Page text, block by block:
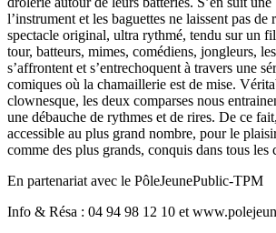
l’instrument et les baguettes ne laissent pas
spectacle original, ultra rythmé, tendu sur un
tour, batteurs, mimes, comédiens, jongleurs,
s’affrontent et s’entrechoquent à travers une
comiques où la chamaillerie est de mise.
clownesque, les deux comparses nous
une débauche de rythmes et de rires. De ce
accessible au plus grand nombre, pour le
comme des plus grands, conquis dans tous les
En partenariat avec le PôleJeunePublic-TPM
Info & Résa : 04 94 98 12 10 et